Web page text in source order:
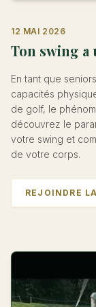
12 MAI 2026
Ton swing a
En tant que
capacités
de golf, le
découvrez le
votre swing et
de votre corps.
REJOINDRE